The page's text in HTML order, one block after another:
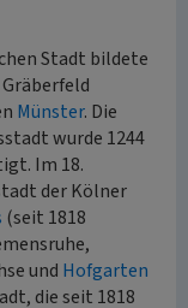
Stadt bildete
Münster. Die
wurde 1244
Im 18.
der Kölner
(seit 1818
und Hofgarten
die seit 1818